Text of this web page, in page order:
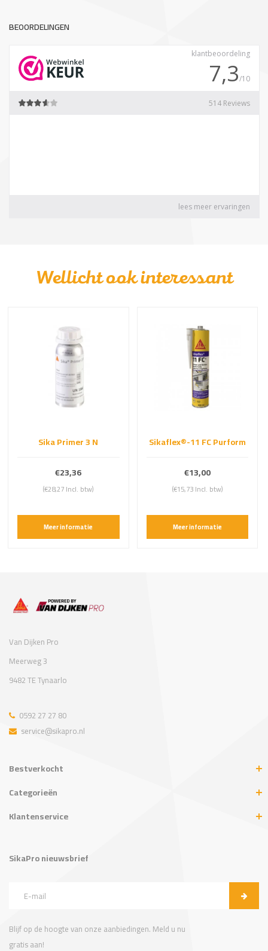
BEOORDELINGEN
Wellicht ook interessant
Sika Primer 3 N
€23,36
(€28,27 Incl. btw)
Meer informatie
Sikaflex®-11 FC Purform
€13,00
(€15,73 Incl. btw)
Meer informatie
Van Dijken Pro
Meerweg 3
9482 TE Tynaarlo
0592 27 27 80
service@sikapro.nl
Bestverkocht
Categorieën
Klantenservice
SikaPro nieuwsbrief
Blijf op de hoogte van onze aanbiedingen. Meld u nu
gratis aan!